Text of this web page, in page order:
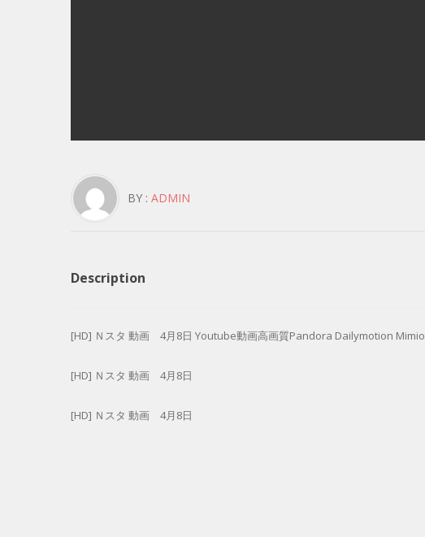
BY : ADMIN
Description
[HD] Ｎスタ 動画 4月8日 Youtube動画高画質Pandora Dailymotion Mimio
[HD] Ｎスタ 動画 4月8日
[HD] Ｎスタ 動画 4月8日